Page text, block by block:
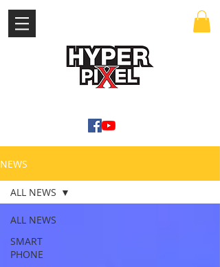
NEWS
ALL NEWS
SMART
PHONE
ALL NEWS